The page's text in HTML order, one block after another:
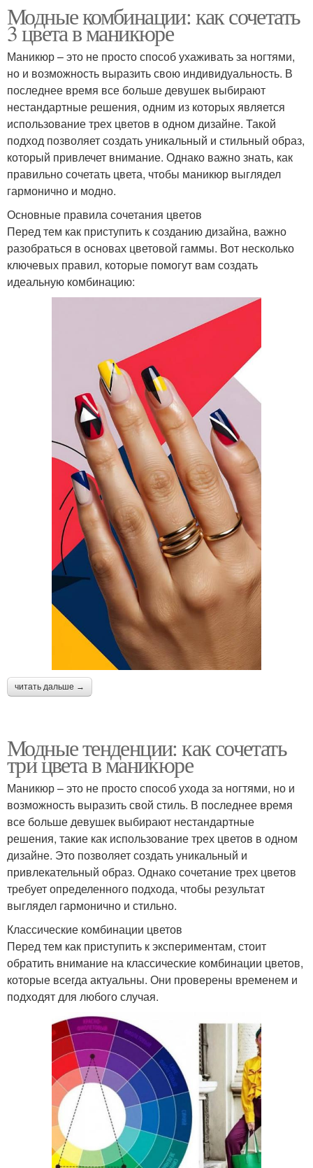
Модные комбинации: как сочетать
3 цвета в маникюре
Маникюр – это не просто способ ухаживать за ногтями,
но и возможность выразить свою индивидуальность. В
последнее время все больше девушек выбирают
нестандартные решения, одним из которых является
использование трех цветов в одном дизайне. Такой
подход позволяет создать уникальный и стильный образ,
который привлечет внимание. Однако важно знать, как
правильно сочетать цвета, чтобы маникюр выглядел
гармонично и модно.
Основные правила сочетания цветов
Перед тем как приступить к созданию дизайна, важно
разобраться в основах цветовой гаммы. Вот несколько
ключевых правил, которые помогут вам создать
идеальную комбинацию:
читать дальше →
Модные тенденции: как сочетать
три цвета в маникюре
Маникюр – это не просто способ ухода за ногтями, но и
возможность выразить свой стиль. В последнее время
все больше девушек выбирают нестандартные
решения, такие как использование трех цветов в одном
дизайне. Это позволяет создать уникальный и
привлекательный образ. Однако сочетание трех цветов
требует определенного подхода, чтобы результат
выглядел гармонично и стильно.
Классические комбинации цветов
Перед тем как приступить к экспериментам, стоит
обратить внимание на классические комбинации цветов,
которые всегда актуальны. Они проверены временем и
подходят для любого случая.